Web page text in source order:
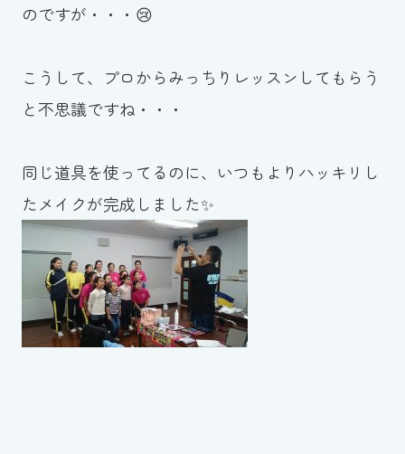
のですが・・・😢
こうして、プロからみっちりレッスンしてもらう
と不思議ですね・・・
同じ道具を使ってるのに、いつもよりハッキリし
たメイクが完成しました✨